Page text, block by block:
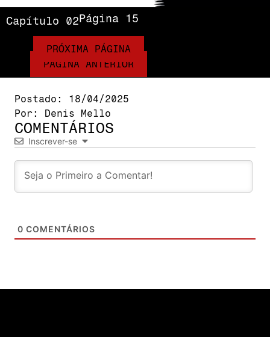
Capítulo 02Página 15
PÁGINA ANTERIOR
PRÓXIMA PÁGINA
Postado:
18/04/2025
Por:
Denis Mello
COMENTÁRIOS
Inscrever-se
0 COMENTÁRIOS